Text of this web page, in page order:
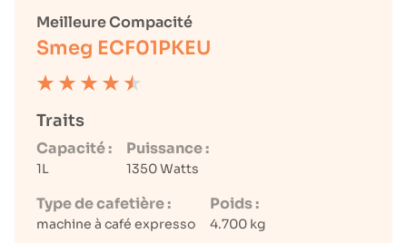
Meilleure Compacité
Smeg ECF01PKEU
Traits
Capacité :
1L
Puissance :
1350 Watts
Type de cafetière :
machine à café expresso
Poids :
4.700 kg